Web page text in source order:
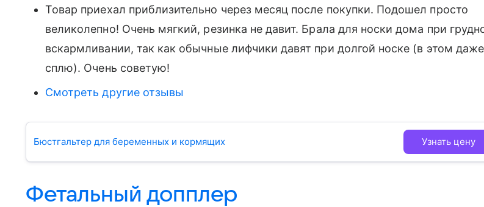
Товар приехал приблизительно через месяц после покупки. Подошел просто
великолепно! Очень мягкий, резинка не давит. Брала для носки дома при
вскармливании, так как обычные лифчики давят при долгой носке (в этом даже
сплю). Очень советую!
Смотреть другие отзывы
Бюстгальтер для беременных и кормящих Узнать цену
Фетальный допплер